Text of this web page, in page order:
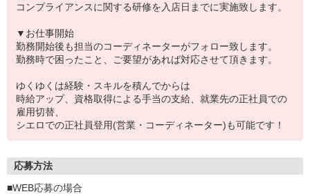
コンプライアンスに関する研修を入店日までに実施致します。
▼お仕事開始
勤務開始後も担当のコーディネーターがフォロー致します。
勤務時で困ったこと、ご要望があれば対応させて頂きます。
ゆくゆくは経験・スキルを積んでからは
時給アップ、資格取得による手当の支給、就業先の正社員での
雇用切替、
シエロでの正社員登用(営業・コーディネーター)も可能です！
応募方法
■WEB応募の場合